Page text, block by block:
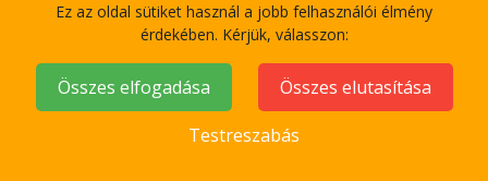
Add to Cart
30-day money-back guarantee
Ez az oldal sütiket használ a jobb felhasználói élmény
érdekében. Kérjük, válasszon:
Összes elfogadása
Összes elutasítása
Testreszabás